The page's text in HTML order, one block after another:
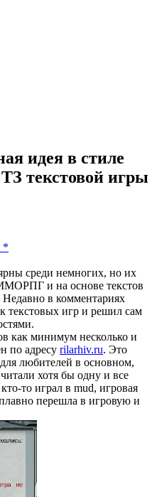
идея в стиле
текстовой игры
*
среди немногих, но их
и на основе текстов
в комментариях
текстовых игр и решил сам
как минимум несколько и
по адресу rilarhiv.ru. Это
любителей в основном,
хотя бы одну и все
то играл в mud, игровая
перешла в игровую и